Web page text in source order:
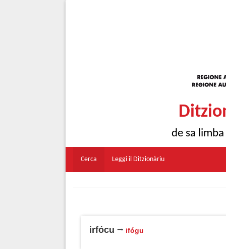
de sa
Cerca Leggi il Ditzionàriu
irfócu ifógu